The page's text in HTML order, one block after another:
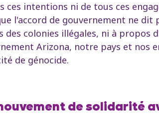
ces intentions ni de tous ces
l'accord de gouvernement ne
colonies illégales, ni à propos
Arizona, notre pays et
de génocide.
de solidarité